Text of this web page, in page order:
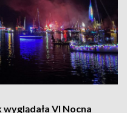
VI Nocna